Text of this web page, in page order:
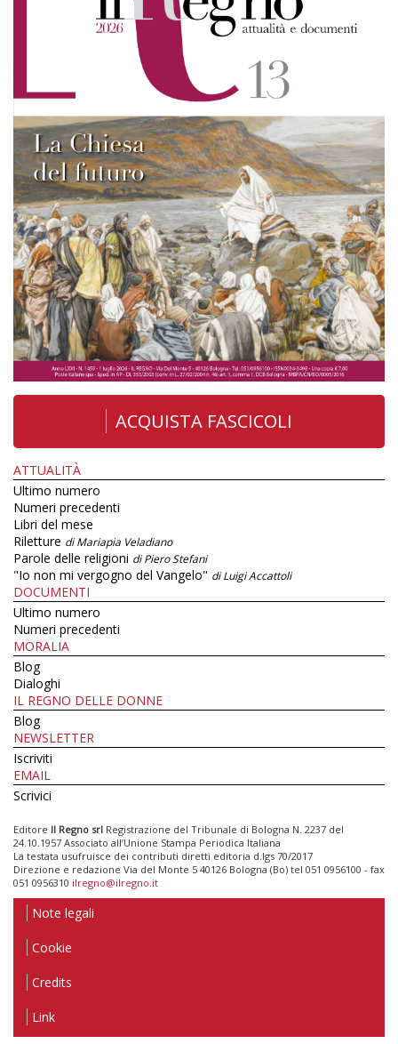
ACQUISTA FASCICOLI
ATTUALITÀ
Ultimo numero
Numeri precedenti
Libri del mese
Riletture di Mariapia Veladiano
Parole delle religioni di Piero Stefani
"Io non mi vergogno del Vangelo" di Luigi Accattoli
DOCUMENTI
Ultimo numero
Numeri precedenti
MORALIA
Blog
Dialoghi
IL REGNO DELLE DONNE
Blog
NEWSLETTER
Iscriviti
EMAIL
Scrivici
Editore Il Regno srl Registrazione del Tribunale di Bologna N. 2237 del
24.10.1957 Associato all’Unione Stampa Periodica Italiana
La testata usufruisce dei contributi diretti editoria d.lgs 70/2017
Direzione e redazione Via del Monte 5 40126 Bologna (Bo) tel 051 0956100 - fax
051 0956310 ilregno@ilregno.it
Note legali
Cookie
Credits
Link